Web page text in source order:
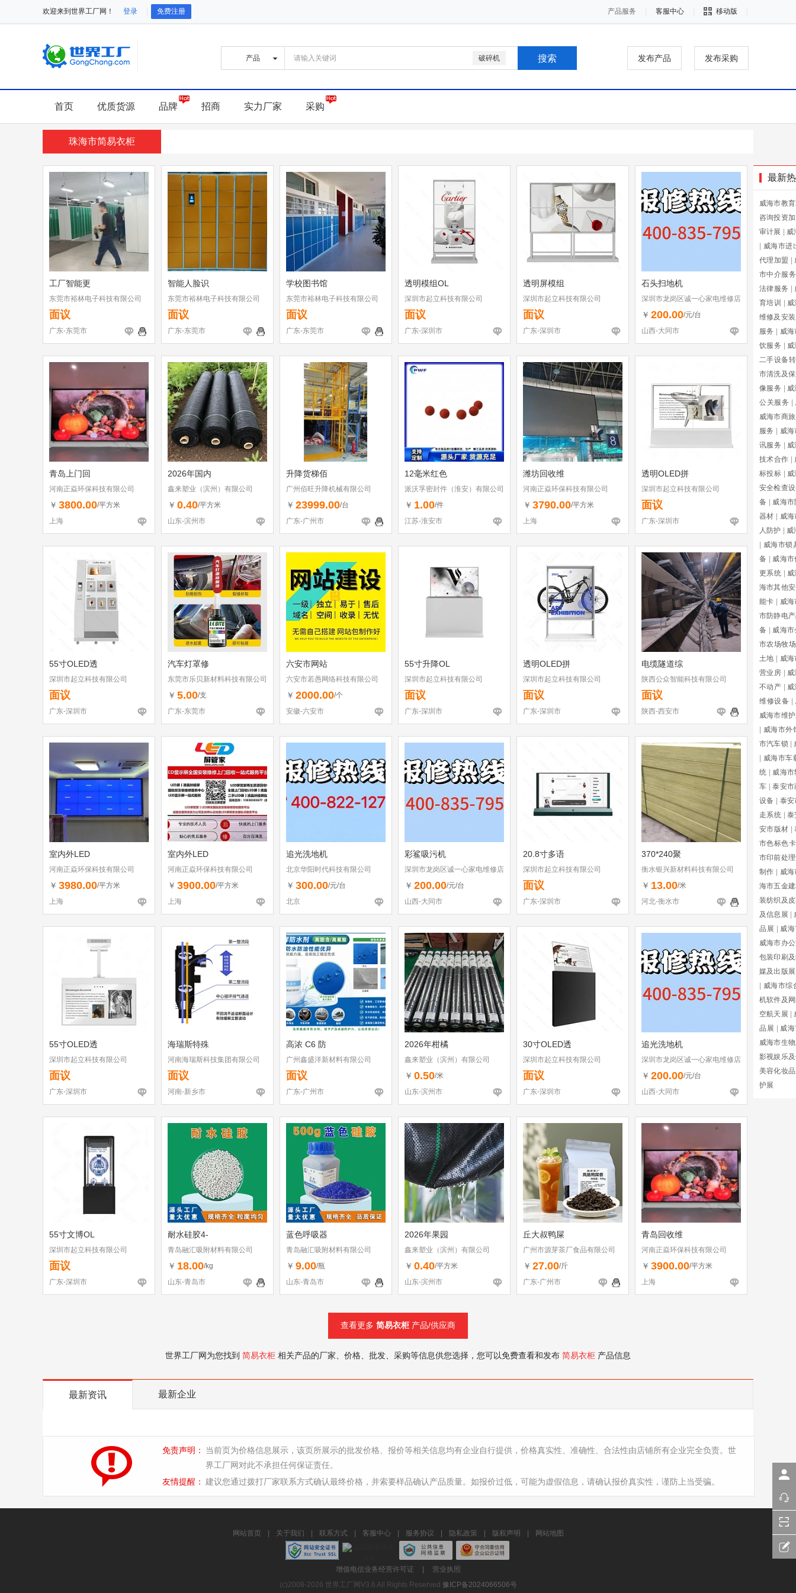
欢迎来到世界工厂网！ 登录 免费注册 产品服务 客服中心 移动版
破碎机 发布产品 发布采购
首页 优质货源 品牌 招商 实力厂家 采购
珠海市简易衣柜
工厂智能更
东莞市裕林电子科技有限公司
面议
广东-东莞市
智能人脸识
东莞市裕林电子科技有限公司
面议
广东-东莞市
学校图书馆
东莞市裕林电子科技有限公司
面议
广东-东莞市
透明模组OL
深圳市起立科技有限公司
面议
广东-深圳市
透明屏模组
深圳市起立科技有限公司
面议
广东-深圳市
石头扫地机
深圳市龙岗区诚一心家电维修店
（个体工商户）
￥ 200.00/元/台
山西-大同市
青岛上门回
河南正焱环保科技有限公司
￥ 3800.00/平方米
上海
2026年国内
鑫来塑业（滨州）有限公司
￥ 0.40/平方米
山东-滨州市
升降货梯佰
广州佰旺升降机械有限公司
￥ 23999.00/台
广东-广州市
12毫米红色
派沃孚密封件（淮安）有限公司
￥ 1.00/件
江苏-淮安市
潍坊回收维
河南正焱环保科技有限公司
￥ 3790.00/平方米
上海
透明OLED拼
深圳市起立科技有限公司
面议
广东-深圳市
55寸OLED透
深圳市起立科技有限公司
面议
广东-深圳市
汽车灯罩修
东莞市乐贝新材料科技有限公司
￥ 5.00/支
广东-东莞市
六安市网站
六安市若愚网络科技有限公司
￥ 2000.00/个
安徽-六安市
55寸升降OL
深圳市起立科技有限公司
面议
广东-深圳市
透明OLED拼
深圳市起立科技有限公司
面议
广东-深圳市
电缆隧道综
陕西公众智能科技有限公司
面议
陕西-西安市
室内外LED
河南正焱环保科技有限公司
￥ 3980.00/平方米
上海
室内外LED
河南正焱环保科技有限公司
￥ 3900.00/平方米
上海
追光洗地机
北京华阳时代科技有限公司
￥ 300.00/元/台
北京
彩鲨吸污机
深圳市龙岗区诚一心家电维修店
（个体工商户）
￥ 200.00/元/台
山西-大同市
20.8寸多语
深圳市起立科技有限公司
面议
广东-深圳市
370*240聚
衡水银兴新材料科技有限公司
￥ 13.00/米
河北-衡水市
55寸OLED透
深圳市起立科技有限公司
面议
广东-深圳市
海瑞斯特殊
河南海瑞斯科技集团有限公司
面议
河南-新乡市
高浓 C6 防
广州鑫盛洋新材料有限公司
面议
广东-广州市
2026年柑橘
鑫来塑业（滨州）有限公司
￥ 0.50/米
山东-滨州市
30寸OLED透
深圳市起立科技有限公司
面议
广东-深圳市
追光洗地机
深圳市龙岗区诚一心家电维修店
（个体工商户）
￥ 200.00/元/台
山西-大同市
55寸文博OL
深圳市起立科技有限公司
面议
广东-深圳市
耐水硅胶4-
青岛融汇吸附材料有限公司
￥ 18.00/kg
山东-青岛市
蓝色呼吸器
青岛融汇吸附材料有限公司
￥ 9.00/瓶
山东-青岛市
2026年果园
鑫来塑业（滨州）有限公司
￥ 0.40/平方米
山东-滨州市
丘大叔鸭屎
广州市源芽茶厂食品有限公司
￥ 27.00/斤
广东-广州市
青岛回收维
河南正焱环保科技有限公司
￥ 3900.00/平方米
上海
查看更多 简易衣柜 产品/供应商
世界工厂网为您找到 简易衣柜 相关产品的厂家、价格、批发、采购等信息供您选择，您可以免费查看和发布 简易衣柜 产品信息
最新
威海市教
咨询投资
审计展
威
威海市进
代理加盟
市中介服务
法律服务
育培训
维修及安
服务
威
饮服务
二手设备
市清洗及
像服务
公关服务
威海市商
服务
威
讯服务
技术合作
标投标
安全检查
备
威海
器材
威
人防护
威
威海市锁
备
威海
更系统
海市其他
能卡
威
市防静电
备
威海
市农场牧场
土地
威
营业房
不动产
维修设备
威海市维
威海市外
市汽车锁
威海市车
统
威海
车
泰安市
设备
泰
走系统
泰
安市版材
市色标色卡
市印前处
制作
威
海市五金
装纺织及
及信息展
品展
威
威海市办
包装印刷
媒及出版展
威海市综
机软件及
空航天展
品展
威
威海市生
影视娱乐
美容化妆
护展
最新资讯 最新企业
免责声明：
当前页为价格信息展示，该页所展示的批发价格、报价等相关信息均有企业自行提供，价格真实性、准确性、合法性由店铺所有企业完全负责。世
界工厂网对此不承担任何保证责任。
友情提醒： 建议您通过拨打厂家联系方式确认最终价格，并索要样品确认产品质量。如报价过低，可能为虚假信息，请确认报价真实性，谨防上当受骗。
网站首页 关于我们 联系方式 客服中心 服务协议 隐私政策 版权声明 网站地图
增值电信业务经营许可证
营业执照
(c)2008-2026 世界工厂网V3.6 All Rights Reserved 豫ICP备2024066506号